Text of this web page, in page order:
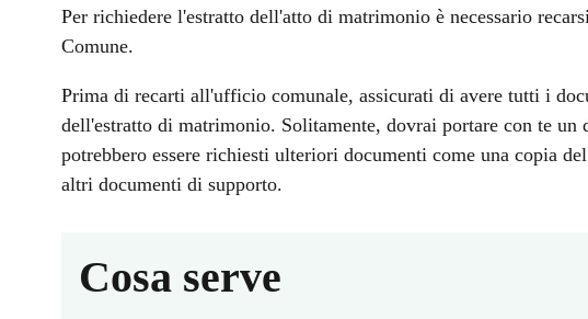
Per richiedere l'estratto dell'atto di matrimonio è necessario
Comune.
Prima di recarti all'ufficio comunale, assicurati di avere tutti i
dell'estratto di matrimonio. Solitamente, dovrai portare con te un
potrebbero essere richiesti ulteriori documenti come una copia
altri documenti di supporto.
Cosa serve